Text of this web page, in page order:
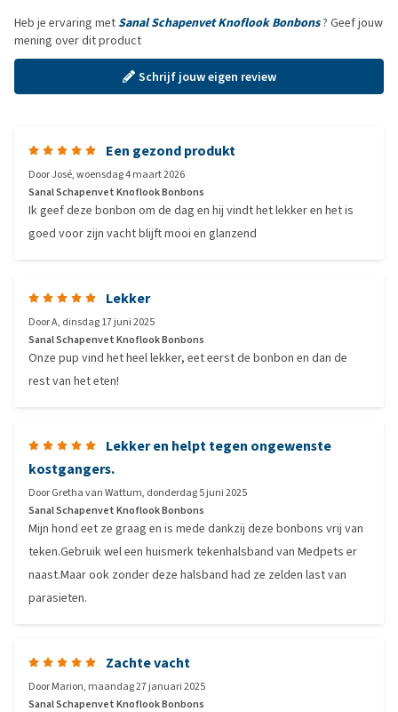
Heb je ervaring met Sanal Schapenvet Knoflook Bonbons? Geef jouw
mening over dit product
Schrijf jouw eigen review
Een gezond produkt
DoorJosé,woensdag 4 maart 2026
Sanal Schapenvet Knoflook Bonbons
Ik geef deze bonbon om de dag en hij vindt het lekker en het is
goed voor zijn vacht blijft mooi en glanzend
Lekker
DoorA, dinsdag 17 juni 2025
Sanal Schapenvet Knoflook Bonbons
Onze pup vind het heel lekker, eet eerst de bonbon en dan de
rest van het eten!
Lekker en helpt tegen ongewenste
kostgangers.
DoorGretha van Wattum, donderdag 5 juni 2025
Sanal Schapenvet Knoflook Bonbons
Mijn hond eet ze graag en is mede dankzij deze bonbons vrij van
teken.Gebruik wel een huismerk tekenhalsband van Medpets er
naast.Maar ook zonder deze halsband had ze zelden last van
parasieten.
Zachte vacht
DoorMarion, maandag 27 januari 2025
Sanal Schapenvet Knoflook Bonbons